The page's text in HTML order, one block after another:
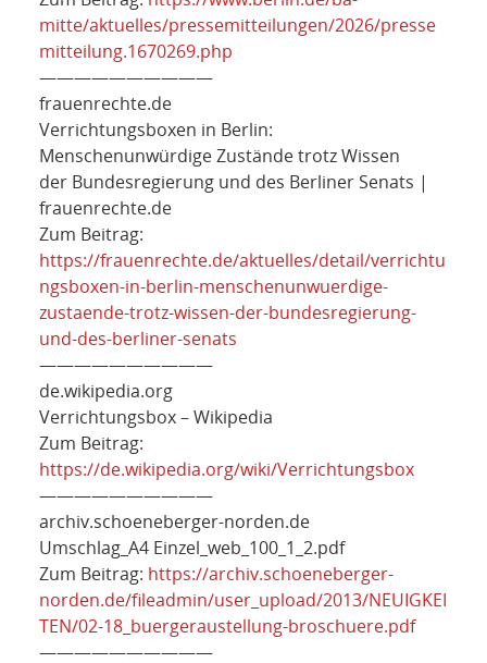
mitte/aktuelles/pressemitteilungen/2026/presse
mitteilung.1670269.php
——————————
frauenrechte.de
Verrichtungsboxen in Berlin:
Menschenunwürdige Zustände trotz Wissen
der Bundesregierung und des Berliner Senats |
frauenrechte.de
Zum Beitrag:
https://frauenrechte.de/aktuelles/detail/verrichtu
ngsboxen-in-berlin-menschenunwuerdige-
zustaende-trotz-wissen-der-bundesregierung-
und-des-berliner-senats
——————————
de.wikipedia.org
Verrichtungsbox – Wikipedia
Zum Beitrag:
https://de.wikipedia.org/wiki/Verrichtungsbox
——————————
archiv.schoeneberger-norden.de
Umschlag_A4 Einzel_web_100_1_2.pdf
Zum Beitrag: https://archiv.schoeneberger-
norden.de/fileadmin/user_upload/2013/NEUIGKEI
TEN/02-18_buergeraustellung-broschuere.pdf
——————————